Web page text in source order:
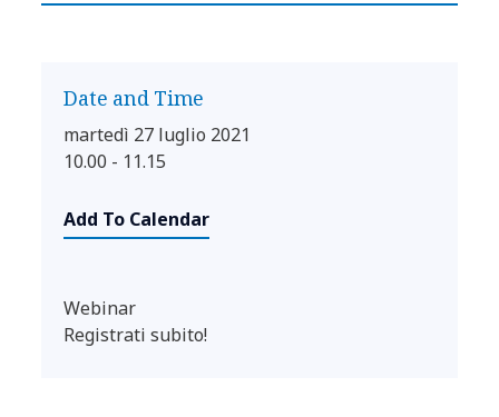
Date and Time
martedì 27 luglio 2021
10.00 - 11.15
Add To Calendar
Webinar
Registrati subito!